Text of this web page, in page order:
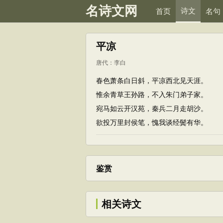
名诗文网 首页 诗文 名句
平凉
唐代 ： 李白
春色萧条白日斜，平凉西北见天涯。
惟余青草王孙路，不入朱门弟子家。
宛马如云开汉苑，秦兵二月走胡沙。
欲投万里封侯笔，愧我谈经鬓有华。
鉴赏
相关诗文